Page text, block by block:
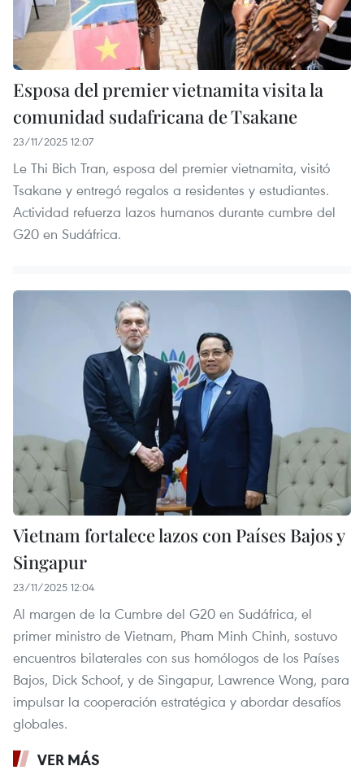
Esposa del premier vietnamita visita la
comunidad sudafricana de Tsakane
23/11/2025 12:07
Le Thi Bich Tran, esposa del premier vietnamita, visitó
Tsakane y entregó regalos a residentes y estudiantes.
Actividad refuerza lazos humanos durante cumbre del
G20 en Sudáfrica.
Vietnam fortalece lazos con Países Bajos y
Singapur
23/11/2025 12:04
Al margen de la Cumbre del G20 en Sudáfrica, el
primer ministro de Vietnam, Pham Minh Chinh, sostuvo
encuentros bilaterales con sus homólogos de los Países
Bajos, Dick Schoof, y de Singapur, Lawrence Wong, para
impulsar la cooperación estratégica y abordar desafíos
globales.
VER MÁS